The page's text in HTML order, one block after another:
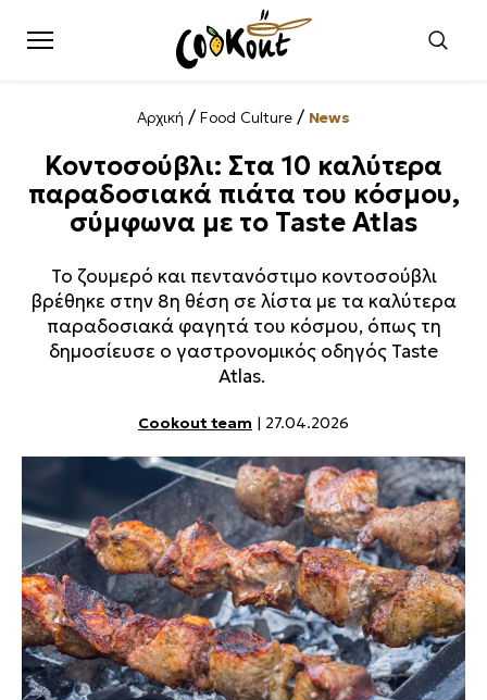
Αρχική / Food Culture / News
Κοντοσούβλι: Στα 10 καλύτερα
παραδοσιακά πιάτα του κόσμου,
σύμφωνα με το Taste Atlas
Το ζουμερό και πεντανόστιμο κοντοσούβλι
βρέθηκε στην 8η θέση σε λίστα με τα καλύτερα
παραδοσιακά φαγητά του κόσμου, όπως τη
δημοσίευσε ο γαστρονομικός οδηγός Taste
Atlas.
Cookout team | 27.04.2026